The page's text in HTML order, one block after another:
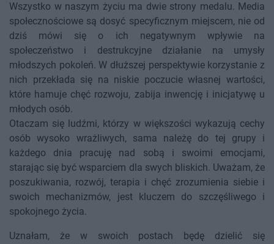
Wszystko w naszym życiu ma dwie strony medalu. Media
społecznościowe są dosyć specyficznym miejscem, nie od
dziś mówi się o ich negatywnym wpływie na
społeczeństwo i destrukcyjne działanie na umysły
młodszych pokoleń. W dłuższej perspektywie korzystanie z
nich przekłada się na niskie poczucie własnej wartości,
które hamuje chęć rozwoju, zabija inwencję i inicjatywę u
młodych osób.
Otaczam się ludźmi, którzy w większości wykazują cechy
osób wysoko wrażliwych, sama należę do tej grupy i
każdego dnia pracuję nad sobą i swoimi emocjami,
starając się być wsparciem dla swych bliskich. Uważam, że
poszukiwania, rozwój, terapia i chęć zrozumienia siebie i
swoich mechanizmów, jest kluczem do szczęśliwego i
spokojnego życia.
Uznałam, że w swoich postach będę dzielić się